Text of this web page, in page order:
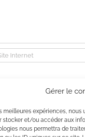
Gérer le
meilleures expériences,
stocker et/ou accéder aux
nous permettra de